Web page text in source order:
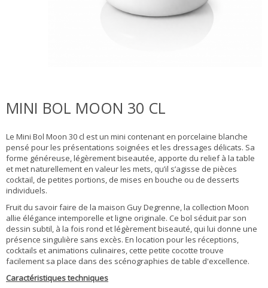
MINI BOL MOON 30 CL
Le Mini Bol Moon 30 cl est un mini contenant en porcelaine blanche
pensé pour les présentations soignées et les dressages délicats. Sa
forme généreuse, légèrement biseautée, apporte du relief à la table
et met naturellement en valeur les mets, qu’il s’agisse de pièces
cocktail, de petites portions, de mises en bouche ou de desserts
individuels.
Fruit du savoir faire de la maison Guy Degrenne, la collection Moon
allie élégance intemporelle et ligne originale. Ce bol séduit par son
dessin subtil, à la fois rond et légèrement biseauté, qui lui donne une
présence singulière sans excès. En location pour les réceptions,
cocktails et animations culinaires, cette petite cocotte trouve
facilement sa place dans des scénographies de table d'excellence.
Caractéristiques techniques